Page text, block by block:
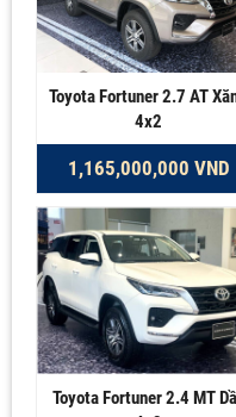
Toyota Fortuner 2.7 AT
4x2
1,165,000,000 VND
Toyota Fortuner 2.4 MT